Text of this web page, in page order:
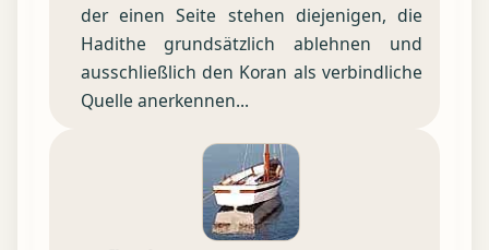
der einen Seite stehen diejenigen, die
Hadithe grundsätzlich ablehnen und
ausschließlich den Koran als verbindliche
Quelle anerkennen...